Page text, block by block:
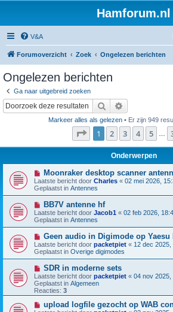
Hamforum.nl
V&A
Forumoverzicht Zoek Ongelezen berichten
Ongelezen berichten
Ga naar uitgebreid zoeken
Zoek
Markeer alles als gelezen• Er zijn 949
Pagina van 38
1 2 3 4 5
Onderwerpen
N
i
e
u
w
b
e
r
i
c
h
t
Moonraker desktop scanner
Laatste bericht door Charles « 02 mei 2026,
Geplaatst in Antennes
N
i
e
u
w
b
e
r
i
c
h
t
BB7V antenne hf
Laatste bericht door Jacob1 « 02 feb 2026,
Geplaatst in Antennes
N
i
e
u
w
b
e
r
i
h
Geen audio in Digimode op Yaesu
Laatste bericht door packetpiet « 12 dec 2025,
Geplaatst in Overige digimodes
N
i
e
u
w
b
e
SDR in moderne sets
Laatste bericht door packetpiet « 04 nov 2025,
Geplaatst in Algemeen
Reacties: 3
N
i
upload logfile gezocht op WAB